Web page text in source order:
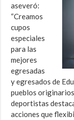
aseveró:
“Creamos
cupos
especiales
para las
mejores
egresadas
y egresados de
pueblos
deportistas
acciones que